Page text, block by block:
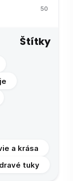
50
Štítky
a krása
tuky